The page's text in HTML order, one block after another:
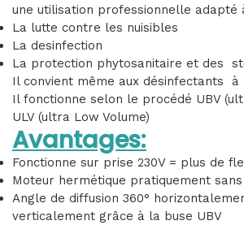
une utilisation professionnelle adapté
La lutte contre les nuisibles
La desinfection
La protection phytosanitaire et des
Il convient même aux désinfectants à
Il fonctionne selon le procédé UBV
ULV (ultra Low Volume)
Avantages:
Fonctionne sur prise 230V = plus de
Moteur hermétique pratiquement
Angle de diffusion 360°
verticalement grâce à la buse UBV